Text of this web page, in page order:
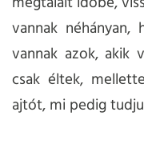
vannak
vannak azok, akik
csak éltek,
ajtót, mi pedig